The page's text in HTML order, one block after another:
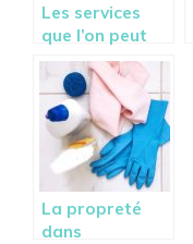
Les services
que l’on peut
utiliser dans
l’urgence.
La propreté
dans